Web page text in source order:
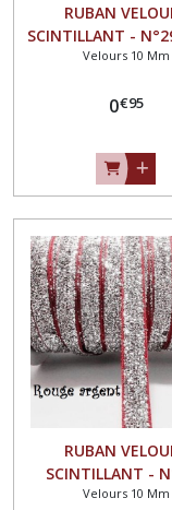
RUBAN
SCINTILLANT -
SCINTILLANT **
Vendu au
Velours 10 Mm
0€95
RUBAN
SCINTILLANT -
ROUGE ARGENT **
Velours 10 Mm